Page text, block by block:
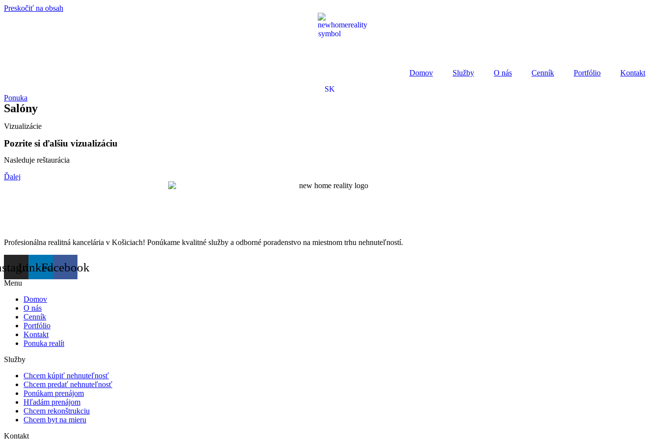
Preskočiť na obsah
Domov Služby O nás Cenník Portfólio
Kontakt
SK
EN
Ponuka
Salóny
Vizualizácie
Pozrite si ďalšiu vizualizáciu
Nasleduje reštaurácia
Ďalej
Profesionálna realitná kancelária v Košiciach! Ponúkame kvalitné služby a odborné poradenstvo na miestnom trhu nehnuteľností.
LinkedinFacebook
Menu
Domov
O nás
Cenník
Portfólio
Kontakt
Ponuka realít
Služby
Chcem kúpiť nehnuteľnosť
Chcem predať nehnuteľnosť
Ponúkam prenájom
Hľadám prenájom
Chcem rekonštrukciu
Chcem byt na mieru
Kontakt